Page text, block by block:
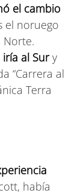
el cambio
el noruego
Norte.
al Sury
“Carrera al
Terra
había